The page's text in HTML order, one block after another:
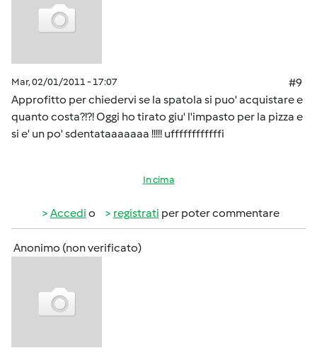
Mar, 02/01/2011 - 17:07
#9
Approfitto per chiedervi se la spatola si puo' acquistare e
quanto costa?!?! Oggi ho tirato giu' l'impasto per la pizza e
si e' un po' sdentataaaaaaa !!!!! uffffffffffffi
In cima
Accedi o registrati per poter commentare
Anonimo (non verificato)